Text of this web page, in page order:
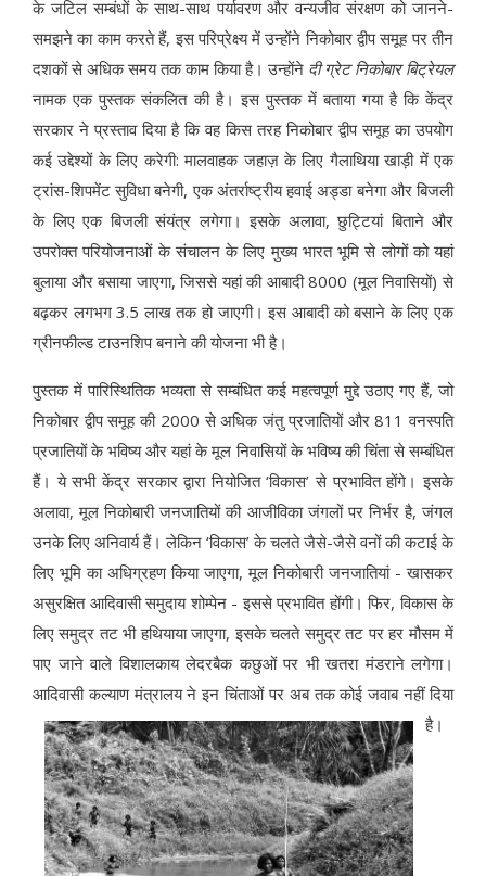
के जटिल सम्बंधों के साथ-साथ पर्यावरण और वन्यजीव संरक्षण को जानने-
समझने का काम करते हैं, इस परिप्रेक्ष्य में उन्होंने निकोबार द्वीप समूह पर तीन
दशकों से अधिक समय तक काम किया है। उन्होंने दी ग्रेट निकोबार बिट्रेयल
नामक एक पुस्तक संकलित की है। इस पुस्तक में बताया गया है कि केंद्र
सरकार ने प्रस्ताव दिया है कि वह किस तरह निकोबार द्वीप समूह का उपयोग
कई उद्देश्यों के लिए करेगी: मालवाहक जहाज़ के लिए गैलाथिया खाड़ी में एक
ट्रांस-शिपमेंट सुविधा बनेगी, एक अंतर्राष्ट्रीय हवाई अड्डा बनेगा और बिजली
के लिए एक बिजली संयंत्र लगेगा। इसके अलावा, छुट्टियां बिताने और
उपरोक्त परियोजनाओं के संचालन के लिए मुख्य भारत भूमि से लोगों को यहां
बुलाया और बसाया जाएगा, जिससे यहां की आबादी 8000 (मूल निवासियों) से
बढ़कर लगभग 3.5 लाख तक हो जाएगी। इस आबादी को बसाने के लिए एक
ग्रीनफील्ड टाउनशिप बनाने की योजना भी है।
पुस्तक में पारिस्थितिक भव्यता से सम्बंधित कई महत्वपूर्ण मुद्दे उठाए गए हैं, जो
निकोबार द्वीप समूह की 2000 से अधिक जंतु प्रजातियों और 811 वनस्पति
प्रजातियों के भविष्य और यहां के मूल निवासियों के भविष्य की चिंता से सम्बंधित
हैं। ये सभी केंद्र सरकार द्वारा नियोजित ‘विकास’ से प्रभावित होंगे। इसके
अलावा, मूल निकोबारी जनजातियों की आजीविका जंगलों पर निर्भर है, जंगल
उनके लिए अनिवार्य हैं। लेकिन ‘विकास’ के चलते जैसे-जैसे वनों की कटाई के
लिए भूमि का अधिग्रहण किया जाएगा, मूल निकोबारी जनजातियां - खासकर
असुरक्षित आदिवासी समुदाय शोम्पेन - इससे प्रभावित होंगी। फिर, विकास के
लिए समुद्र तट भी हथियाया जाएगा, इसके चलते समुद्र तट पर हर मौसम में
पाए जाने वाले विशालकाय लेदरबैक कछुओं पर भी खतरा मंडराने लगेगा।
आदिवासी कल्याण मंत्रालय ने इन चिंताओं पर अब तक कोई जवाब नहीं दिया
है।